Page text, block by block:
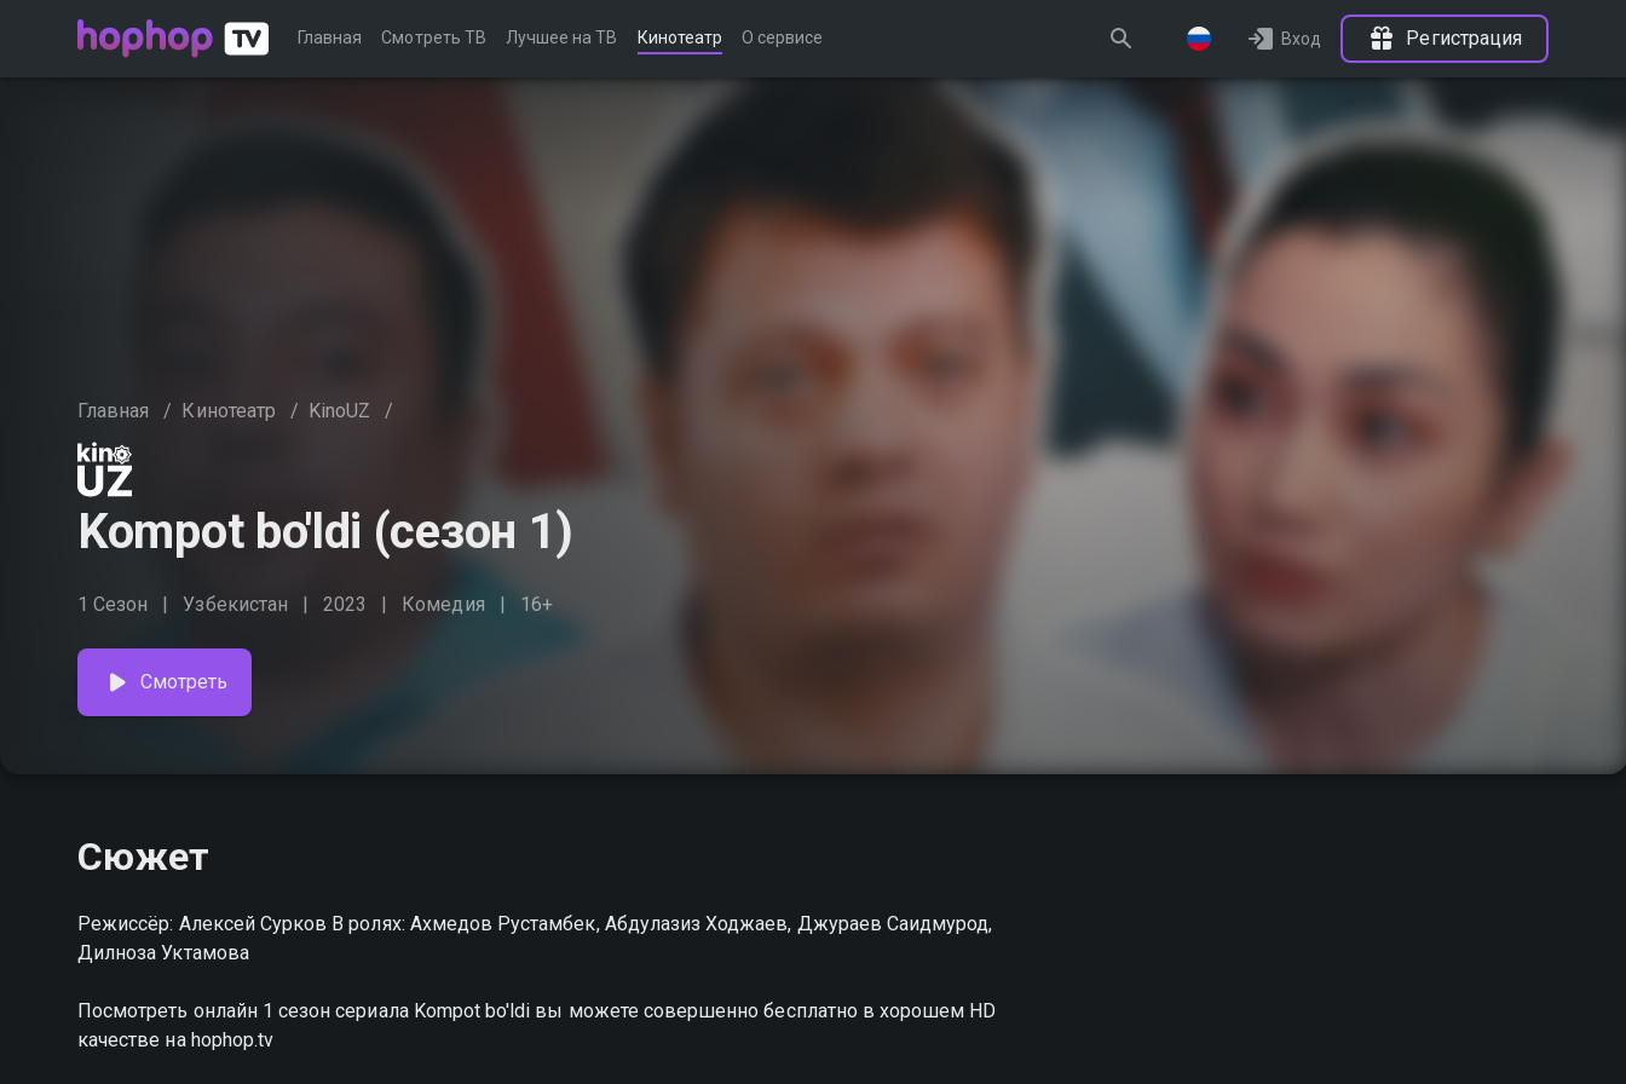
Главная Смотреть ТВ Лучшее на ТВ Кинотеатр О сервисе Вход Регистрация
Главная / Кинотеатр / KinoUZ /
Kompot bo'ldi (сезон 1)
1 Сезон Узбекистан 2023 Комедия 16+
Смотреть
Сюжет
Режиссёр: Алексей Сурков В ролях: Ахмедов Рустамбек, Абдулазиз Ходжаев, Джураев Саидмурод,
Дилноза Уктамова
Посмотреть онлайн 1 сезон сериала Kompot bo'ldi вы можете совершенно бесплатно в хорошем HD
качестве на hophop.tv